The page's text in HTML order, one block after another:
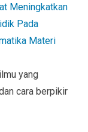
Meningkatkan
Pada
Materi
yang
cara berpikir